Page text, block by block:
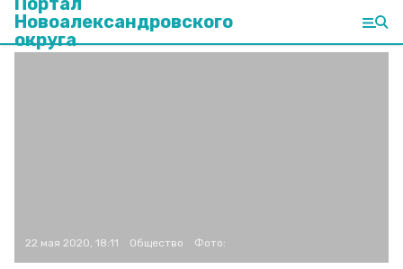
Новоалександровского
округа
22 мая 2020, 18:11 Общество Фото: